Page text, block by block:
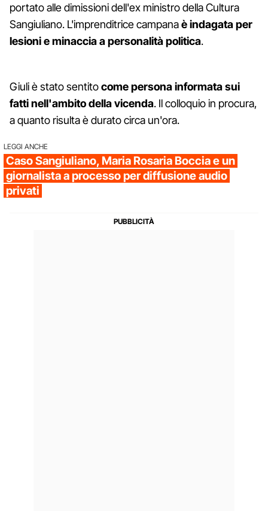
portato alle dimissioni dell'ex ministro della Cultura
Sangiuliano. L'imprenditrice campanaè indagata per
lesioni e minaccia a personalità politica.
Giuli è stato sentitocome persona informata sui
fatti nell'ambito della vicenda. Il colloquio in procura,
a quanto risulta è durato circa un'ora.
LEGGI ANCHE
Caso Sangiuliano, Maria Rosaria Boccia e un
giornalista a processo per diffusione audio
privati